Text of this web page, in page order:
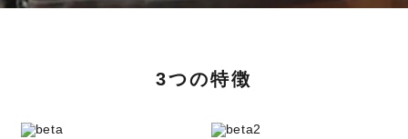
3つの特徴